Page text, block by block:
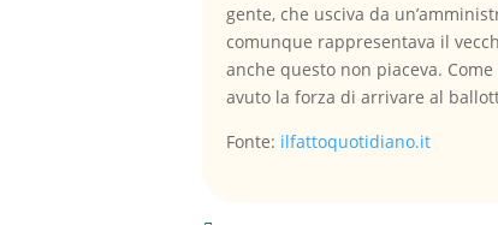
gente, che usciva da
comunque rappresentava il
anche questo non piaceva.
avuto la forza di arrivare al
Fonte: ilfattoquotidiano.it